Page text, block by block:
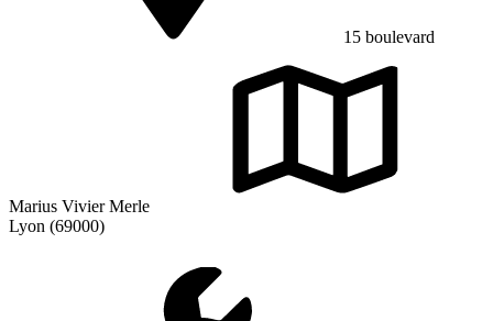
15 boulevard
Marius Vivier Merle
Lyon (69000)